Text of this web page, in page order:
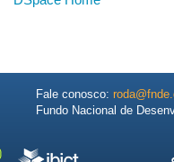
Fale conosco:
Fundo Nacional de